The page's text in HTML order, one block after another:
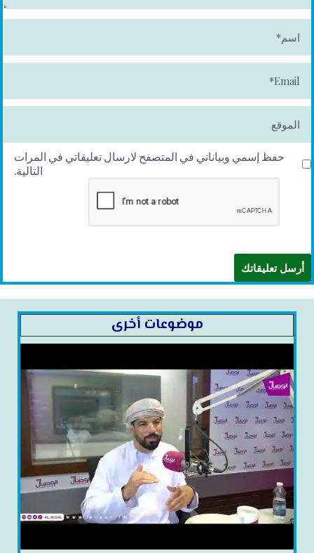
م
*
ai
l*
حفظ إسمي وبياناتي في المتصفح لارسال تعليقاتي في المرات
التالية.
موضوعات أخرى